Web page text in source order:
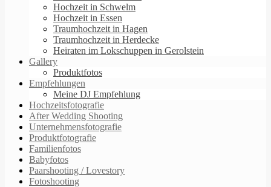
Hochzeit in Schwelm
Hochzeit in Essen
Traumhochzeit in Hagen
Traumhochzeit in Herdecke
Heiraten im Lokschuppen in Gerolstein
Gallery
Produktfotos
Empfehlungen
Meine DJ Empfehlung
Hochzeitsfotografie
After Wedding Shooting
Unternehmensfotografie
Produktfotografie
Familienfotos
Babyfotos
Paarshooting / Lovestory
Fotoshooting